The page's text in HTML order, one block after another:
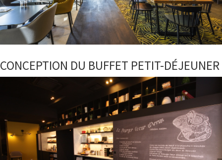
CONCEPTION DU BUFFET PETIT-DÉJEUNER